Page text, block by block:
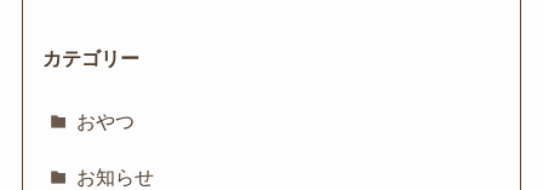
カテゴリー
おやつ
お知らせ